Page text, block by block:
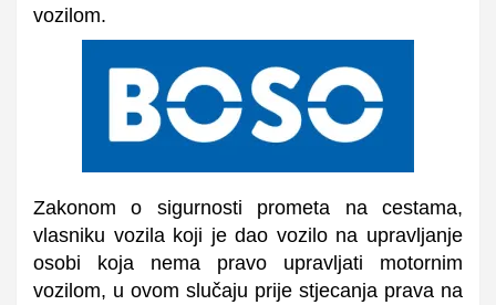
vozilom.
Zakonom o sigurnosti prometa na cestama,
vlasniku vozila koji je dao vozilo na upravljanje
osobi koja nema pravo upravljati motornim
vozilom, u ovom slučaju prije stjecanja prava na